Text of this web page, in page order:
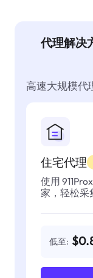
代理解决
高速大规模代
住宅代理
使用
家，轻松采
低至: